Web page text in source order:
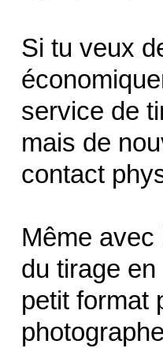
Si tu veux
service de
mais de
contact
Même
du tirage
petit format